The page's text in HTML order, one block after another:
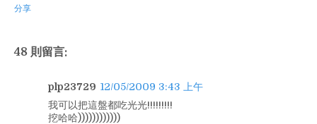
分享
48 則留言:
plp23729 12/05/2009 3:43 上午
我可以把這盤都吃光光!!!!!!!!!
挖哈哈))))))))))))